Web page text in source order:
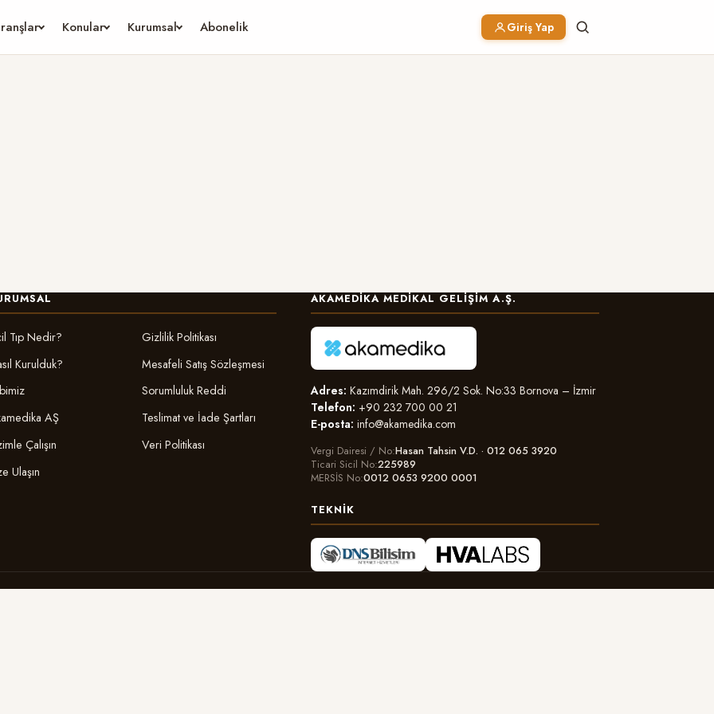
Konular Kurumsal Abonelik Giriş Yap
Tıp Nedir?
Kurulduk?
AŞ
Çalışın
Ulaşın
Gizlilik Politikası
Mesafeli Satış Sözleşmesi
Sorumluluk Reddi
Teslimat ve İade Şartları
Veri Politikası
AKAMEDIKA MEDIKAL GELIŞIM A.Ş.
Adres: Kazımdirik Mah. 296/2 Sok. No:33 Bornova – İzmir
Telefon: +90 232 700 00 21
E-posta: info@akamedika.com
Vergi Dairesi / No Hasan Tahsin V.D. · 012 065 3920
Ticari Sicil No 225989
MERSİS No 0012 0653 9200 0001
TEKNIK